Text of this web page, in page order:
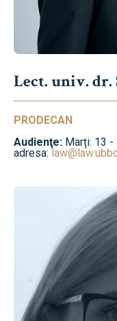
Lect. univ. dr.
PRODECAN
Audienţe: Marți: 13 -
adresa: